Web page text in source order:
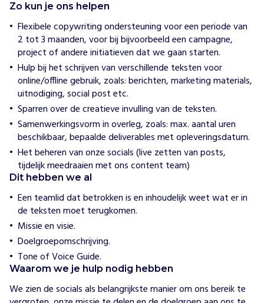
n
D
o
o
r
t
o
e
n
e
m
e
n
d
e
s
o
c
i
a
l
e
e
Zo kun je ons helpen
Flexibele copywriting ondersteuning voor een periode van
2 tot 3 maanden, voor bij bijvoorbeeld een campagne,
project of andere initiatieven dat we gaan starten.
Hulp bij het schrijven van verschillende teksten voor
online/offline gebruik, zoals: berichten, marketing materials,
uitnodiging, social post etc.
Sparren over de creatieve invulling van de teksten.
Samenwerkingsvorm in overleg, zoals: max. aantal uren
beschikbaar, bepaalde deliverables met opleveringsdatum.
Het beheren van onze socials (live zetten van posts,
tijdelijk meedraaien met ons content team)
Dit hebben we al
Een teamlid dat betrokken is en inhoudelijk weet wat er in
de teksten moet terugkomen.
Missie en visie.
Doelgroepomschrijving.
Tone of Voice Guide.
Waarom we je hulp nodig hebben
We zien de socials als belangrijkste manier om ons bereik te